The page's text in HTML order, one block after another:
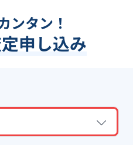
ンタン！
定申し込み